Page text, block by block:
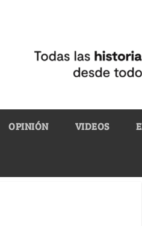
OPINIÓN VIDEOS